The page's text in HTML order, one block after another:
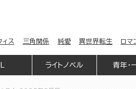
ィス 三角関係 純愛 異世界転生 ロマ
ライトノベル 青年・